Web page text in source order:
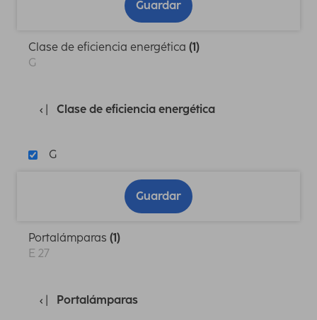
Guardar
Clase de eficiencia energética (1)
G
Clase de eficiencia energética
G
Guardar
Portalámparas (1)
E 27
Portalámparas